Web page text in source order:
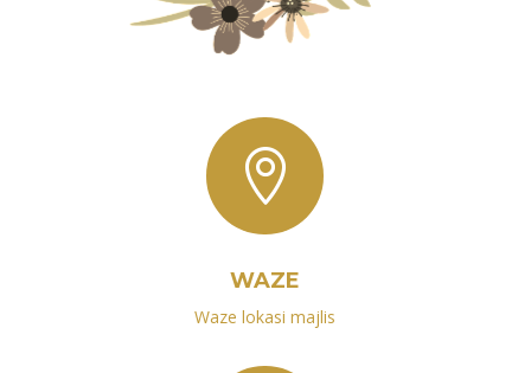

WAZE
Waze lokasi majlis